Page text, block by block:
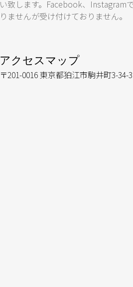
い致します。Facebook、Instagram
りませんが受け付けておりません。
アクセスマップ
〒201-0016 東京都狛江市駒井町3-34-3